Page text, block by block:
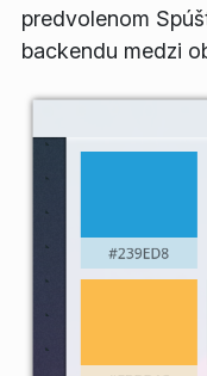
predvolenom
backendu medzi